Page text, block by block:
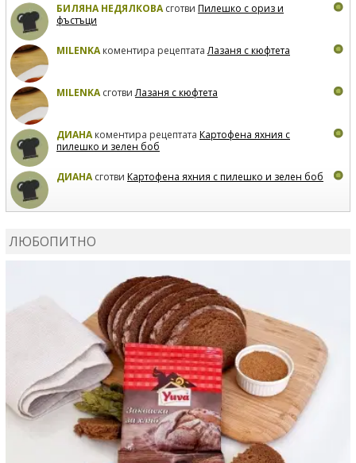
БИЛЯНА НЕДЯЛКОВАсготви Пилешко с ориз и
фъстъци
MILENKAкоментира рецептатаЛазаня с кюфтета
MILENKAсготвиЛазаня с кюфтета
ДИАНАкоментира рецептата Картофена яхния с
пилешко и зелен боб
ДИАНАсготви Картофена яхния с пилешко и зелен боб
ЛЮБОПИТНО